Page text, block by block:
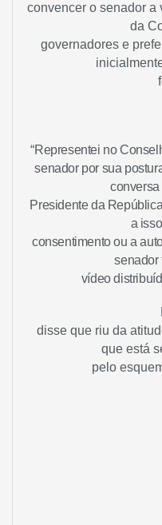
convencer o senador a
da
governadores e
“Representei no
senador por sua
conversa
Presidente da
a
consentimento ou a
senador
vídeo
disse que riu da
que está
pelo